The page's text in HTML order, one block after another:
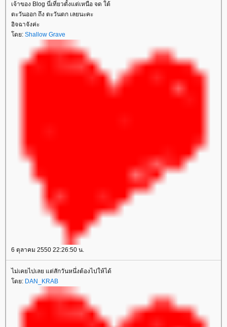
เจ้าของ Blog นี่เที่ยวตั้งแต่เหนือ จด ใต้
ตะวันออก ถึง ตะวันตก เลยนะคะ
อิจฉาจังค่ะ
โดย: Shallow Grave
6 ตุลาคม 2550 22:26:50 น.
ไม่เคยไปเลย แต่สักวันหนึ่งต้องไปให้ได้
โดย: DAN_KRAB